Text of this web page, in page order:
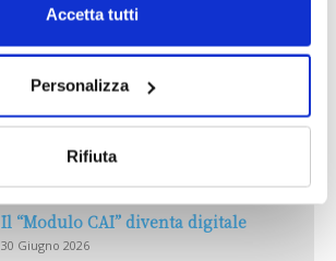
Accetta tutti
Personalizza
Rifiuta
Reclami e sanzioni 2025
LA GESTIONE DELLA REPUTAZIONE.
30 Giugno 2026
Il “Modulo CAI” diventa digitale
30 Giugno 2026